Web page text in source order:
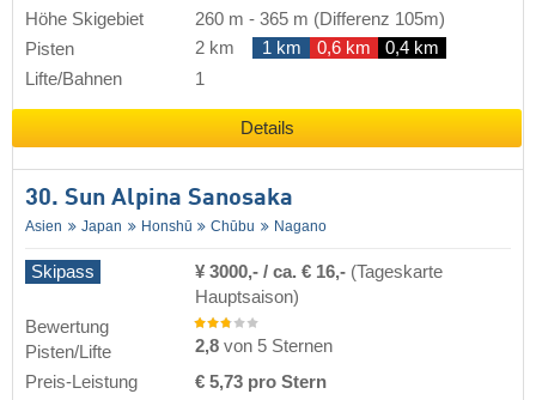
Höhe Skigebiet
260 m - 365 m (Differenz 105m)
Pisten
2 km 1 km 0,6 km
0,4 km
Lifte/Bahnen
1
Details
30. Sun Alpina Sanosaka
Asien Japan Honshū Chūbu Nagano
Skipass ¥ 3000,- / ca. € 16,- (Tageskarte
Hauptsaison)
Bewertung
Pisten/Lifte
2,8 von 5 Sternen
Preis-Leistung
€ 5,73 pro Stern